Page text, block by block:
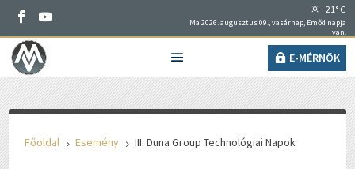
21° C
Ma 2026. augusztus 09., vasárnap, Emőd napja
van.
E-MÉRNÖK
Főoldal 5 Esemény 5 III. Duna Group Technológiai Napok